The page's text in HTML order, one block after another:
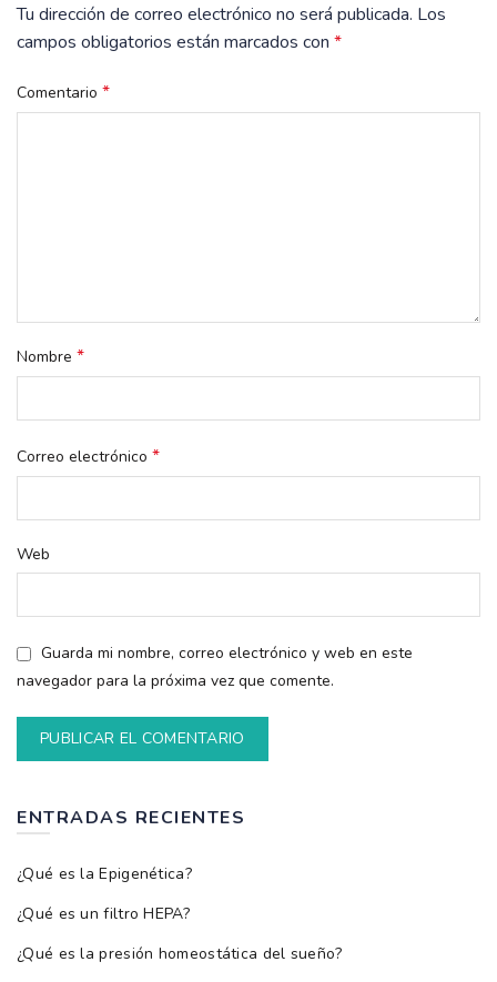
Tu dirección de correo electrónico no será publicada. Los
campos obligatorios están marcados con *
Comentario *
Nombre *
Correo electrónico *
Web
Guarda mi nombre, correo electrónico y web en este
navegador para la próxima vez que comente.
ENTRADAS RECIENTES
¿Qué es la Epigenética?
¿Qué es un filtro HEPA?
¿Qué es la presión homeostática del sueño?